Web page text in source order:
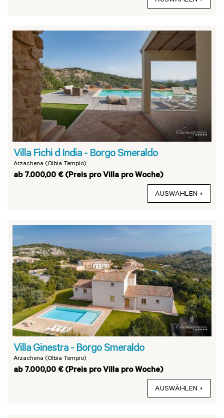
Villa Fichi d India - Borgo Smeraldo
Arzachena (Olbia Tempio)
ab 7.000,00 € (Preis pro Villa pro Woche)
AUSWÄHLEN
Villa Ginestra - Borgo Smeraldo
Arzachena (Olbia Tempio)
ab 7.000,00 € (Preis pro Villa pro Woche)
AUSWÄHLEN